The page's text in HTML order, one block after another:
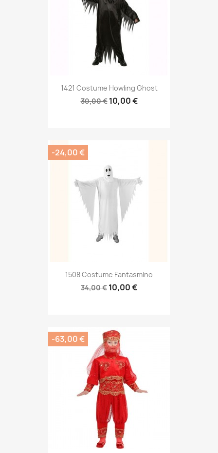
1421 Costume Howling Ghost
30,00 € 10,00 €
1508 Costume Fantasmino
34,00 € 10,00 €
-24,00 €
-63,00 €